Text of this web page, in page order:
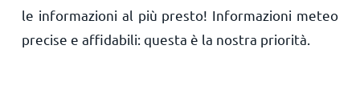
le informazioni al più presto! Informazioni meteo
precise e affidabili: questa è la nostra priorità.